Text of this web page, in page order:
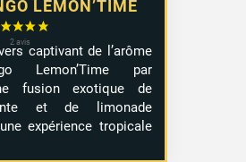
LEMON’TIME
captivant de l’arôme
Lemon’Time par
fusion exotique de
et de limonade
expérience tropicale